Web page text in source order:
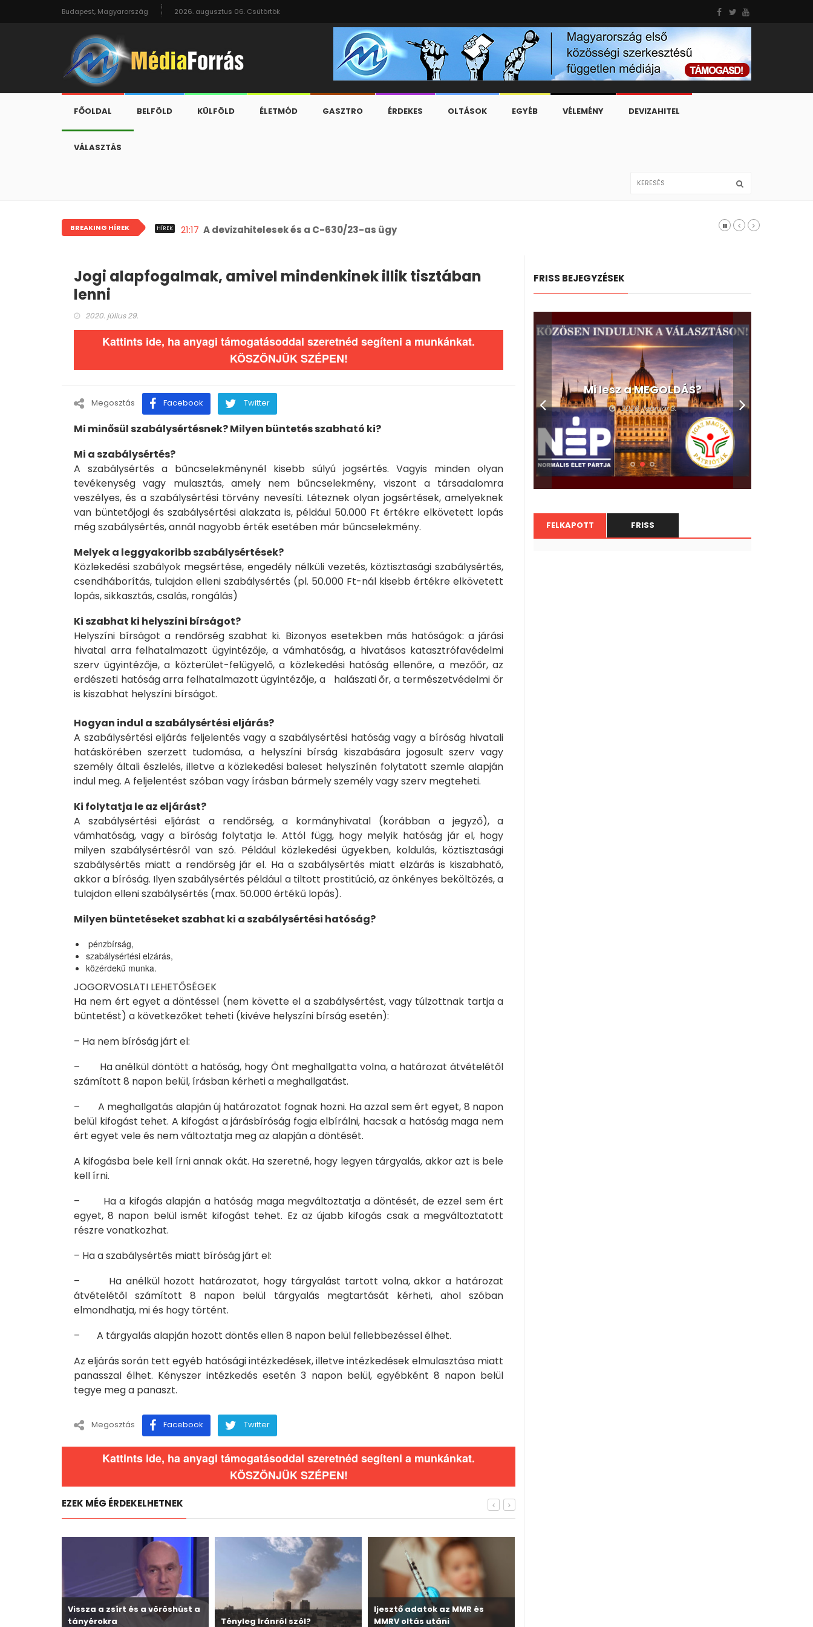
Budapest, Magyarország 2026. augusztus 06. Csütörtök
FŐOLDAL BELFÖLD KÜLFÖLD ÉLETMÓD GASZTRO ÉRDEKES OLTÁSOK EGYÉB VÉLEMÉNY DEVIZAHITEL
VÁLASZTÁS
BREAKING HÍREK HÍREK 21:17 A devizahitelesek és a C-630/23-as ügy
Jogi alapfogalmak, amivel mindenkinek illik tisztában
lenni
2020. július 29.
Kattints ide, ha anyagi támogatásoddal szeretnéd segíteni a munkánkat.
KÖSZÖNJÜK SZÉPEN!
Megosztás Facebook Twitter
Mi minősül szabálysértésnek? Milyen büntetés szabható ki?
Mi a szabálysértés?
A szabálysértés a bűncselekménynél kisebb súlyú jogsértés. Vagyis minden olyan
tevékenység vagy mulasztás, amely nem bűncselekmény, viszont a társadalomra
veszélyes, és a szabálysértési törvény nevesíti. Léteznek olyan jogsértések, amelyeknek
van büntetőjogi és szabálysértési alakzata is, például 50.000 Ft értékre elkövetett lopás
még szabálysértés, annál nagyobb érték esetében már bűncselekmény.
Melyek a leggyakoribb szabálysértések?
Közlekedési szabályok megsértése, engedély nélküli vezetés, köztisztasági szabálysértés,
csendháborítás, tulajdon elleni szabálysértés (pl. 50.000 Ft-nál kisebb értékre elkövetett
lopás, sikkasztás, csalás, rongálás)
Ki szabhat ki helyszíni bírságot?
Helyszíni bírságot a rendőr­ség szabhat ki. Bizonyos esetekben más hatóságok: a járási
hivatal arra felhatalmazott ügyintézője, a vámhatóság, a hivatásos katasztrófavédelmi
szerv ügyintézője, a közterület-felügyelő, a közlekedési hatóság ellenőre, a mezőőr, az
erdészeti hatóság arra felhatalmazott ügyintézője, a halászati őr, a természetvédelmi őr
is kiszabhat helyszíni bírságot.
Hogyan indul a szabálysértési eljárás?
A szabálysértési eljárás feljelentés vagy a szabálysértési hatóság vagy a bíróság hivatali
hatáskörében szerzett tudomása, a helyszíni bírság kiszabására jogosult szerv vagy
személy általi észlelés, illetve a közlekedési baleset helyszínén folytatott szemle alapján
indul meg. A feljelentést szóban vagy írásban bármely személy vagy szerv megteheti.
Ki folytatja le az eljárást?
A szabálysértési eljárást a rendőrség, a kormányhivatal (ko­rábban a jegyző), a
vámhatóság, vagy a bíróság folytatja le. Attól függ, hogy melyik hatóság jár el, hogy
milyen szabálysértésről van szó. Például közlekedési ügyekben, koldulás, köztisztasági
szabálysértés miatt a rendőrség jár el. Ha a szabálysértés miatt elzárás is kiszabható,
akkor a bíróság. Ilyen szabálysértés például a tiltott prostitúció, az önkényes beköltözés, a
tulajdon elleni szabálysértés (max. 50.000 értékű lopás).
Milyen büntetéseket szabhat ki a szabálysértési hatóság?
pénzbírság,
szabálysértési elzárás,
közérdekű munka.
JOGORVOSLATI LEHETŐSÉGEK
Ha nem ért egyet a döntéssel (nem követte el a szabálysértést, vagy túlzottnak tartja a
büntetést) a következőket teheti (kivéve helyszíni bírság esetén):
– Ha nem bíróság járt el:
– Ha anélkül döntött a hatóság, hogy Önt meghallgatta volna, a határozat átvételétől
számított 8 napon belül, írásban kérheti a meghallgatást.
– A meghallgatás alapján új határozatot fognak hozni. Ha azzal sem ért egyet, 8 napon
belül kifogást tehet. A kifogást a járásbíróság fogja elbírálni, hacsak a hatóság maga nem
ért egyet vele és nem változtatja meg az alapján a döntését.
A kifogásba bele kell írni annak okát. Ha szeretné, hogy legyen tárgyalás, akkor azt is bele
kell írni.
– Ha a kifogás alapján a hatóság maga megváltoztatja a döntését, de ezzel sem ért
egyet, 8 napon belül ismét kifogást tehet. Ez az újabb kifogás csak a megváltoztatott
részre vonatkoz­hat.
– Ha a szabálysértés miatt bíróság járt el:
– Ha anélkül hozott határozatot, hogy tárgyalást tartott volna, akkor a határozat
átvételétől számított 8 napon belül tárgyalás megtartását kérheti, ahol szóban
elmondhatja, mi és hogy történt.
– A tárgyalás alapján hozott döntés ellen 8 napon belül fellebbezéssel élhet.
Az eljárás során tett egyéb hatósági intézkedések, illetve intézkedések elmulasztása miatt
panasszal élhet. Kényszer intézkedés esetén 3 napon belül, egyébként 8 napon belül
tegye meg a panaszt.
Megosztás Facebook Twitter
Kattints ide, ha anyagi támogatásoddal szeretnéd segíteni a munkánkat.
KÖSZÖNJÜK SZÉPEN!
EZEK MÉG ÉRDEKELHETNEK
Vissza a zsírt és a vöröshúst a
tányérokra
Tényleg Iránról szól?
Ijesztő adatok az MMR és
MMRV oltás utáni
FRISS BEJEGYZÉSEK
Mi lesz a MEGOLDÁS?
2026. február 3.
FELKAPOTT FRISS